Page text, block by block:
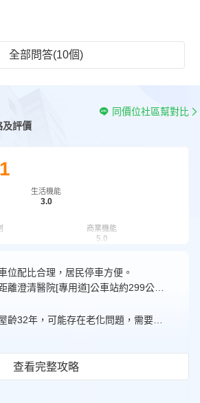
全部問答(10個)
及評價
同價位社區幫對比
位配比合理，居民停車方便。
生活機能
3.0
商業機能
5.0
格局規劃
3.7
查看完整攻略